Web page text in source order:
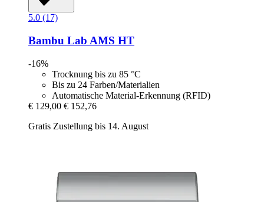
5.0 (17)
Bambu Lab AMS HT
-16%
Trocknung bis zu 85 °C
Bis zu 24 Farben/Materialien
Automatische Material-Erkennung (RFID)
€ 129,00 € 152,76
Gratis Zustellung bis 14. August